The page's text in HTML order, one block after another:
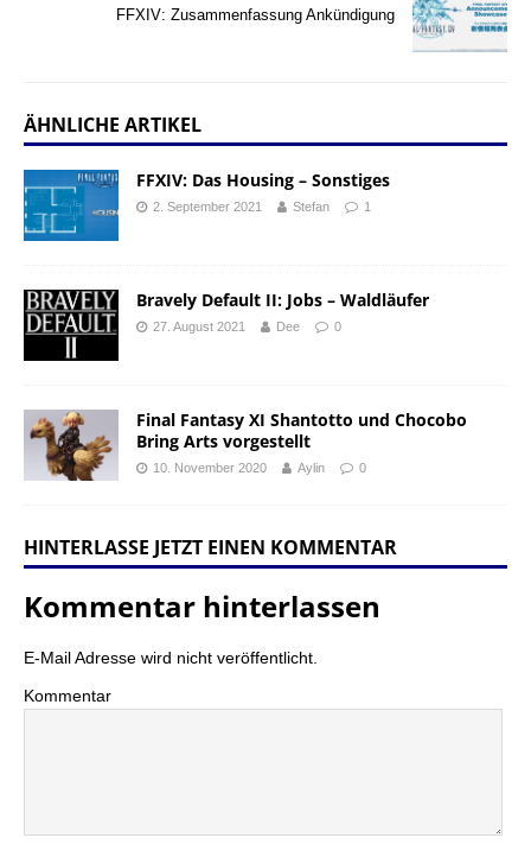
FFXIV: Zusammenfassung Ankündigung
ÄHNLICHE ARTIKEL
FFXIV: Das Housing – Sonstiges
2. September 2021 Stefan 1
Bravely Default II: Jobs – Waldläufer
27. August 2021 Dee 0
Final Fantasy XI Shantotto und Chocobo
Bring Arts vorgestellt
10. November 2020 Aylin 0
HINTERLASSE JETZT EINEN KOMMENTAR
Kommentar hinterlassen
E-Mail Adresse wird nicht veröffentlicht.
Kommentar